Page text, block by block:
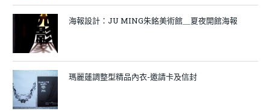
海報設計：JU MING朱銘美術館＿夏夜開館海報
瑪麗蓮調整型精品內衣-邀請卡及信封